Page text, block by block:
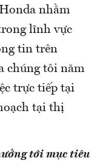
nhằm
lĩnh vực
tin trên
chúng tôi năm
trực tiếp tại
tại thị
tới mục tiêu